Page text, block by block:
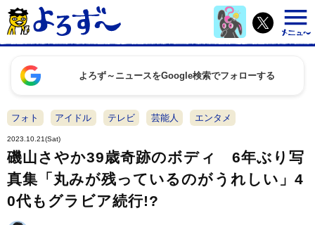
よろず～ニュースをGoogle検索でフォローする
フォト アイドル テレビ 芸能人 エンタメ
2023.10.21(Sat)
磯山さやか39歳奇跡のボディ 6年ぶり写
真集「丸みが残っているのがうれしい」4
0代もグラビア続行!?